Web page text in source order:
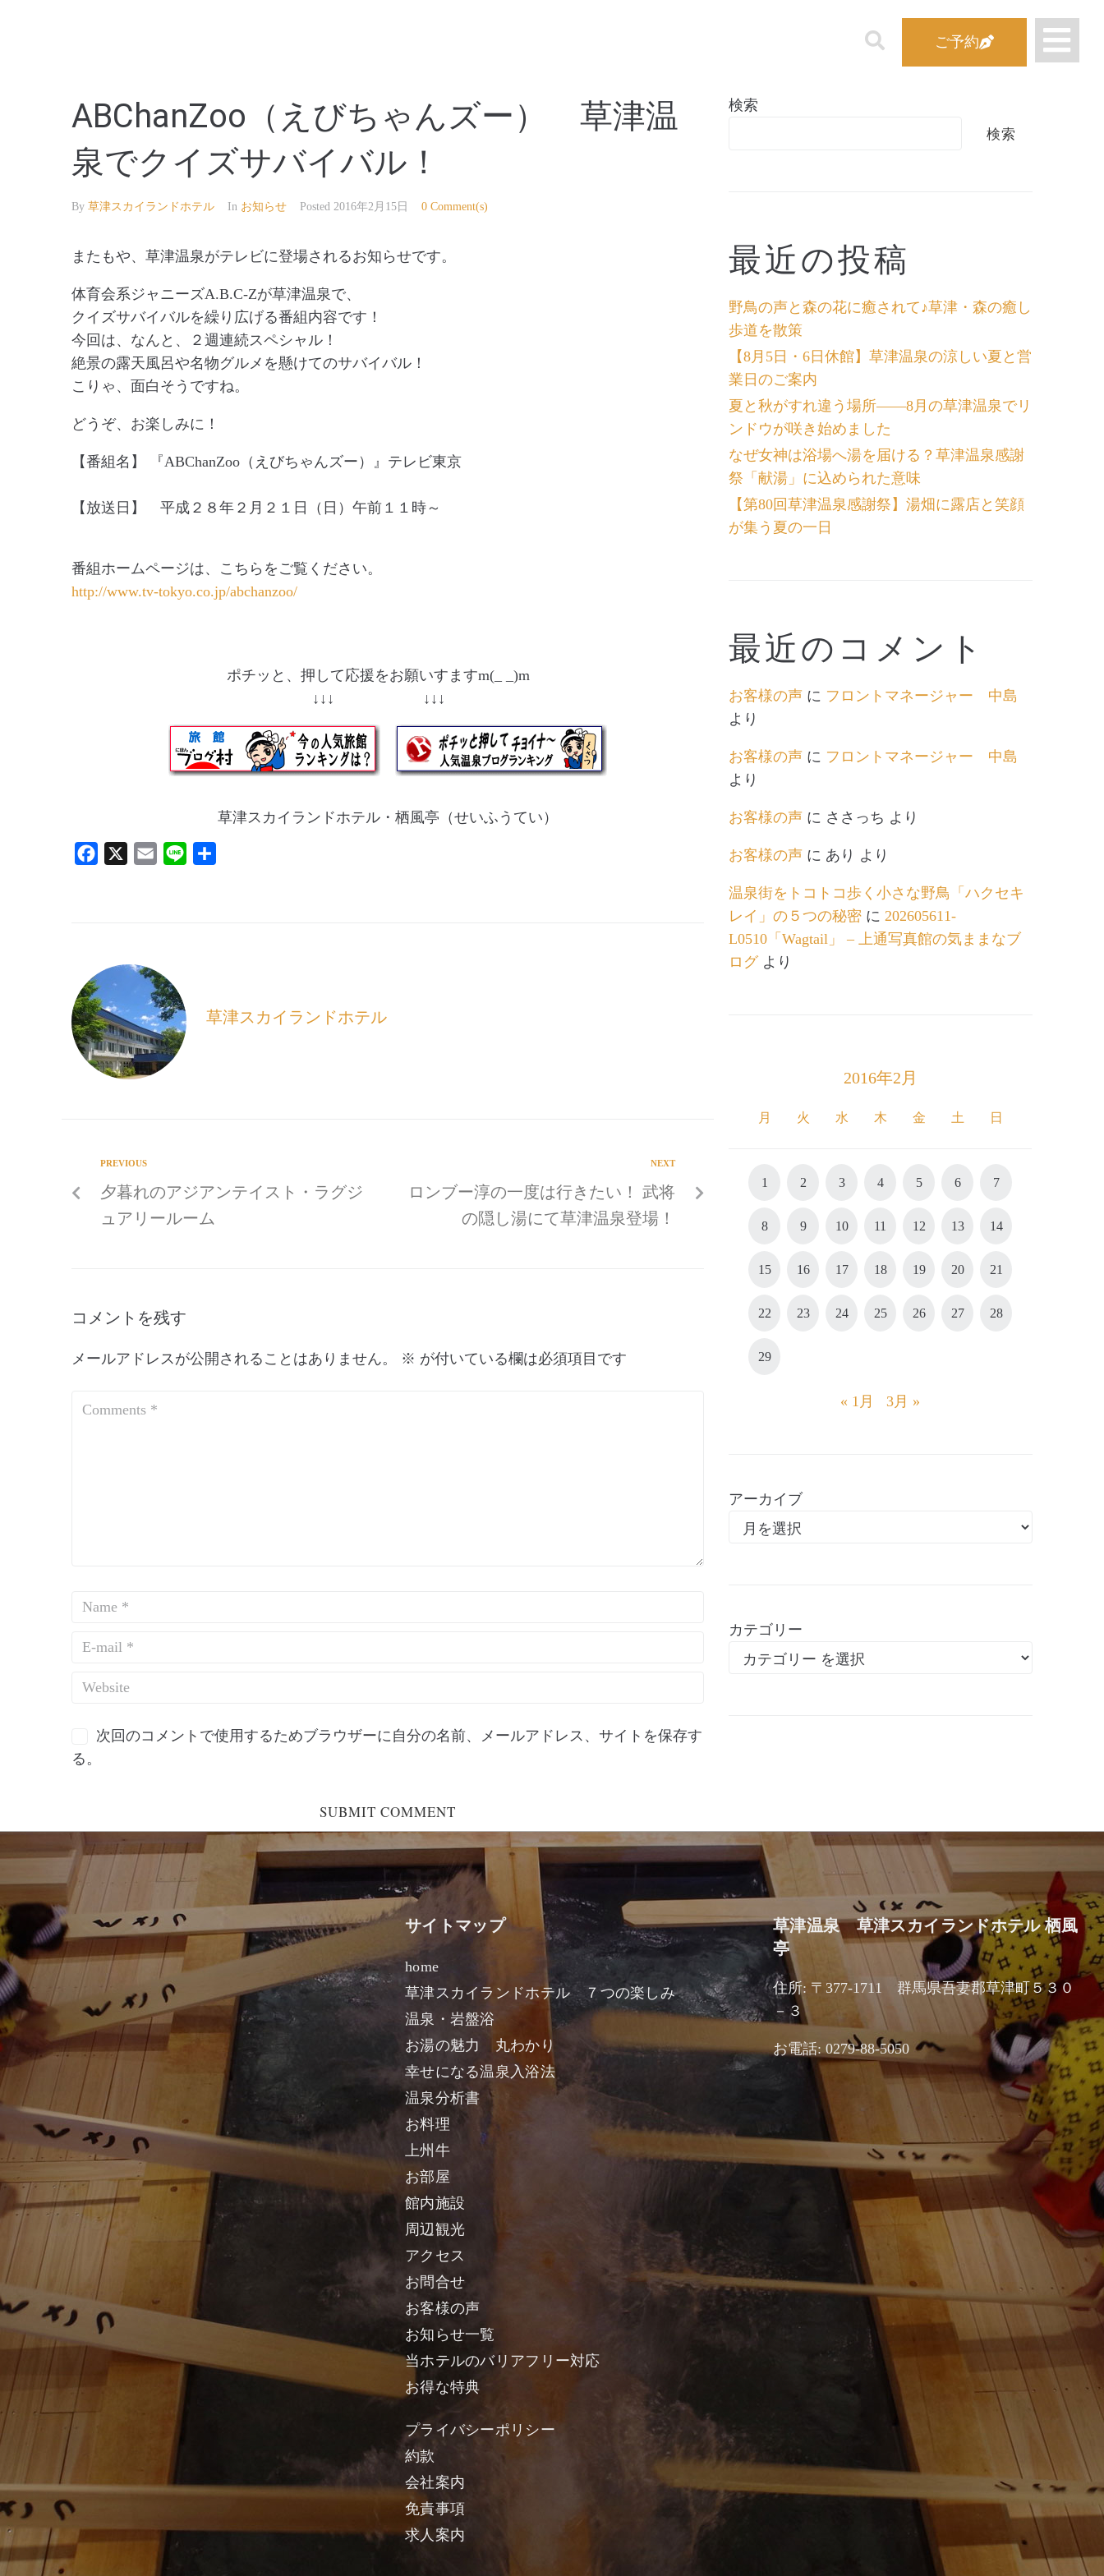
ご予約
ABChanZoo（えびちゃんズー） 草津温
泉でクイズサバイバル！
By 草津スカイランドホテル In お知らせ Posted 2016年2月15日 0 Comment(s)
またもや、草津温泉がテレビに登場されるお知らせです。
体育会系ジャニーズA.B.C-Zが草津温泉で、
クイズサバイバルを繰り広げる番組内容です！
今回は、なんと、２週連続スペシャル！
絶景の露天風呂や名物グルメを懸けてのサバイバル！
こりゃ、面白そうですね。
どうぞ、お楽しみに！
【番組名】 『ABChanZoo（えびちゃんズー）』テレビ東京
【放送日】 平成２８年２月２１日（日）午前１１時～
番組ホームページは、こちらをご覧ください。
http://www.tv-tokyo.co.jp/abchanzoo/
ポチッと、押して応援をお願いすますm(_ _)m
↓↓↓ ↓↓↓
草津スカイランドホテル・栖風亭（せいふうてい）
o
o
k
草津スカイランドホテル
PREVIOUS
夕暮れのアジアンテイスト・ラグジ
ュアリールーム
NEXT
ロンブー淳の一度は行きたい！ 武将
の隠し湯にて草津温泉登場！
コメントを残す
メールアドレスが公開されることはありません。 ※ が付いている欄は必須項目です
次回のコメントで使用するためブラウザーに自分の名前、メールアドレス、サイトを保存す
る。
検索
検索
最近の投稿
野鳥の声と森の花に癒されて♪草津・森の癒し
歩道を散策
【8月5日・6日休館】草津温泉の涼しい夏と営
業日のご案内
夏と秋がすれ違う場所――8月の草津温泉でリ
ンドウが咲き始めました
なぜ女神は浴場へ湯を届ける？草津温泉感謝
祭「献湯」に込められた意味
【第80回草津温泉感謝祭】湯畑に露店と笑顔
が集う夏の一日
最近のコメント
お客様の声 に フロントマネージャー 中島
より
お客様の声 に フロントマネージャー 中島
より
お客様の声 に ささっち より
お客様の声 に あり より
温泉街をトコトコ歩く小さな野鳥「ハクセキ
レイ」の５つの秘密 に 202605611-
L0510「Wagtail」 – 上通写真館の気ままなブ
ログより
2016年2月
月 火 水 木 金 土 日
1 2 3 4 5 6 7
8 9 10 11 12 13 14
15 16 17 18 19 20 21
22 23 24 25 26 27 28
29
« 1月 3月 »
アーカイブ
カテゴリー
サイトマップ
home
草津スカイランドホテル ７つの楽しみ
温泉・岩盤浴
お湯の魅力 丸わかり
幸せになる温泉入浴法
温泉分析書
お料理
上州牛
お部屋
館内施設
周辺観光
アクセス
お問合せ
お客様の声
お知らせ一覧
当ホテルのバリアフリー対応
お得な特典
プライバシーポリシー
約款
会社案内
免責事項
求人案内
草津温泉 草津スカイランドホテル 栖風
亭
住所: 〒377-1711 群馬県吾妻郡草津町５３０
－３
お電話: 0279-88-5050